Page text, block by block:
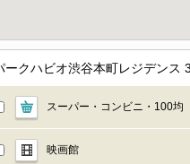
ークハビオ渋谷本町レジデンス
スーパー・コンビニ・100均
映画館